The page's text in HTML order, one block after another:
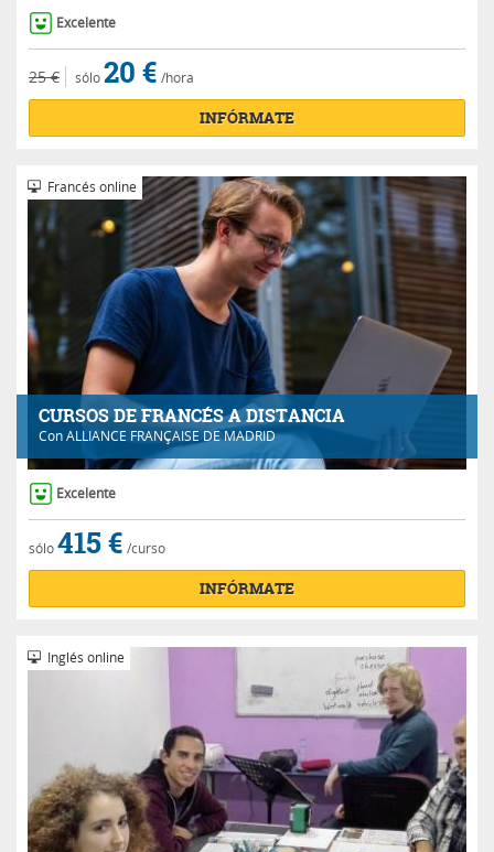
Excelente
25 € sólo20 € /hora
INFÓRMATE
CURSOS DE FRANCÉS A DISTANCIA
ConALLIANCE FRANÇAISE DE MADRID
Francés online
Excelente
sólo415 € /curso
INFÓRMATE
Inglés online